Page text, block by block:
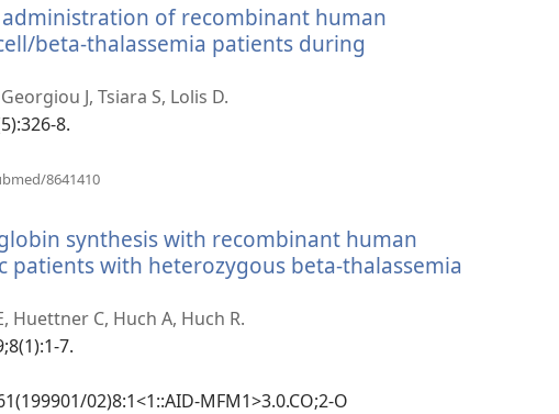
of recombinant human
beta-thalassemia patients during
J, Tsiara S, Lolis D.
8.
8641410
視
窗）
synthesis with recombinant human
with heterozygous beta-thalassemia
Huettner C, Huch A, Huch R.
7.
02)8:1<1::AID-MFM1>3.0.CO;2-O